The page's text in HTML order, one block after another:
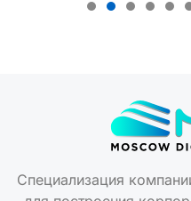
для построения